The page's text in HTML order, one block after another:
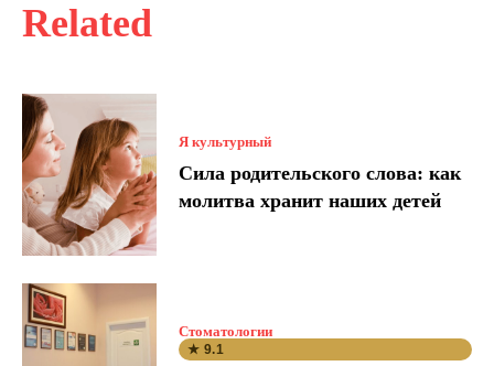
Related
Я культурный
Сила родительского слова: как
молитва хранит наших детей
Стоматологии
★ 9.1